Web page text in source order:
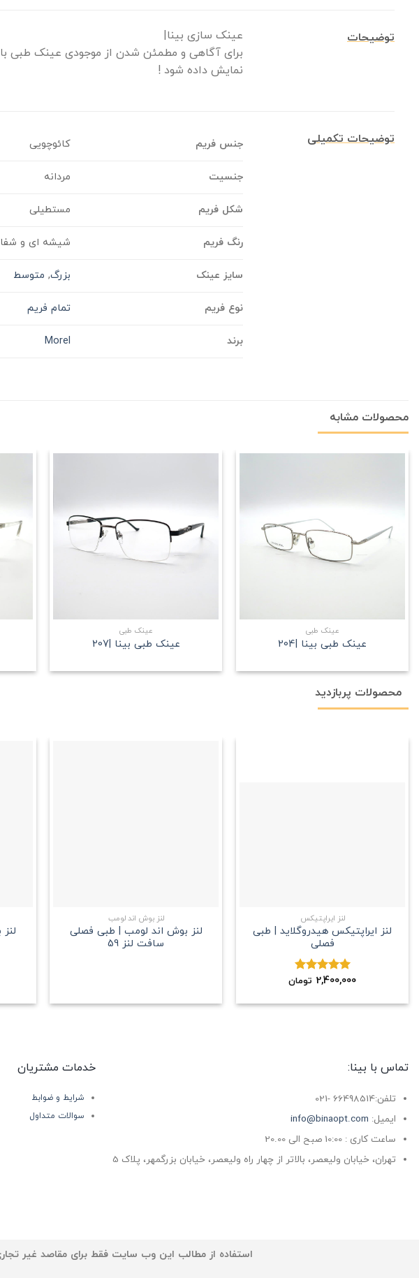
توضیحات
عینک سازی بینا|
برای آگاهی و مطمئن شدن از موجودی عینک طبی
نمایش داده شود !
توضیحات تکمیلی جنس فریم کائوچویی
جنسیت مردانه
شکل فریم مستطیلی
رنگ فریم شیشه ای و
سایز عینک بزرگ, متوسط
نوع فریم تمام فریم
برند Morel
محصولات مشابه
عینک طبی
عینک طبی بینا |204
مندی
عینک طبی
عینک طبی بینا |207
محصولات پربازدید
لنز ایراپتیکس
لنز ایراپتیکس هیدروگلاید | طبی
فصلی
نمره5.002,400,000 تومان
لنز بوش اند لومب
لنز بوش اند لومب | طبی فصلی
سافت لنز 59
تماس با بینا:
تلفن:66498514 -021
ایمیل: info@binaopt.com
ساعت کاری : 10:00 صبح الی 20.00
تهران، خیابان ولیعصر، بالاتر از چهار راه ولیعصر، خیابان بزرگمهر، پلاک 5
خدمات مشتریان
شرایط و ضوابط
سوالات متداول
استفاده از مطالب این وب سایت فقط برای مقاصد غیر